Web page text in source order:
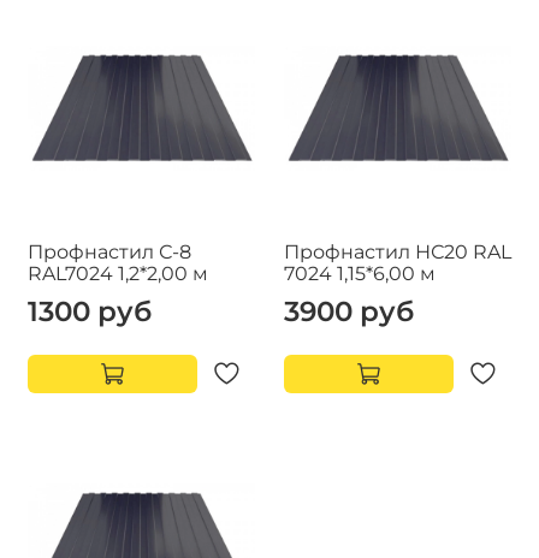
Профнастил С-8
RAL7024 1,2*2,00 м
1300 руб
Профнастил НС20 RAL
7024 1,15*6,00 м
3900 руб